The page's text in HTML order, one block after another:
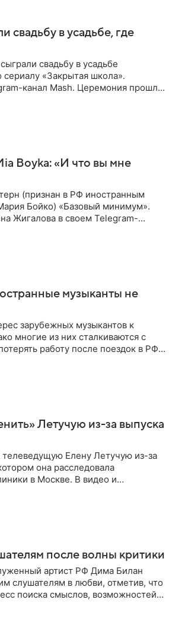
свадьбу в усадьбе, где
свадьбу в усадьбе
«Закрытая школа».
канал Mash. Церемония прошла
Boyka: «И что вы мне
(признан в РФ иностранным
Бойко) «Базовый минимум».
Жигалова в своем Telegram-
музыканты не
зарубежных музыкантов к
многие из них сталкиваются с
работу после поездок в РФ,
Летучую из-за выпуска
Елену Летучую из-за
она расследовала
в Москве. В видео и
после волны критики
артист РФ Дима Билан
слушателям в любви, отметив, что
поиска смыслов, возможностей и